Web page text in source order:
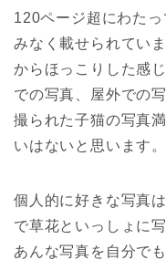
120ページ超にわた
みなく載せられてい
からほっこりした感
での写真、屋外での
撮られた子猫の写真
いはないと思います。
個人的に好きな写真
で草花といっしょに
あんな写真を自分で